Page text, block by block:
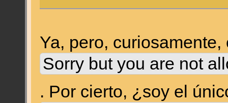
Ya, pero, curiosamente,
Sorry but you are not
. Por cierto, ¿soy el